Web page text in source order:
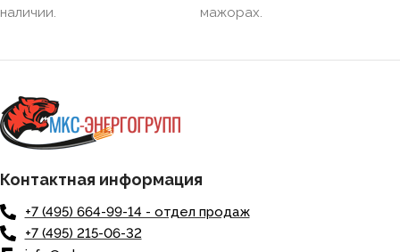
наличии.
мажорах.
Контактная информация
+7 (495) 664-99-14 - отдел продаж
+7 (495) 215-06-32